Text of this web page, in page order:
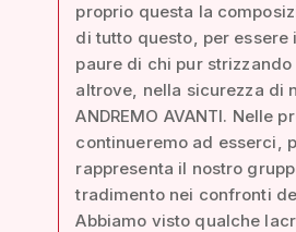
proprio questa la
di tutto questo, per
paure di chi pur
altrove, nella sicurezza di
ANDREMO AVANTI. Nelle
continueremo ad esserci,
rappresenta il nostro
tradimento nei confronti
Abbiamo visto qualche